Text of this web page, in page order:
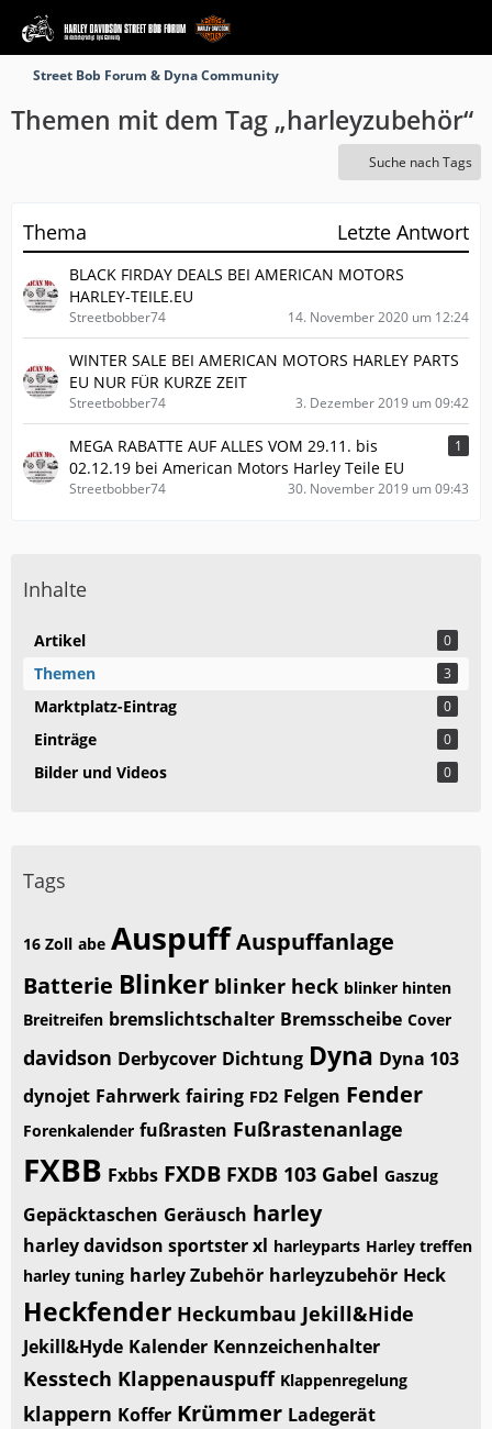
Street Bob Forum & Dyna Community
Themen mit dem Tag „harleyzubehör“
Suche nach Tags
Thema Letzte Antwort
BLACK FIRDAY DEALS BEI AMERICAN MOTORS
HARLEY-TEILE.EU
Streetbobber74 14. November 2020 um 12:24
WINTER SALE BEI AMERICAN MOTORS HARLEY PARTS
EU NUR FÜR KURZE ZEIT
Streetbobber74 3. Dezember 2019 um 09:42
MEGA RABATTE AUF ALLES VOM 29.11. bis
02.12.19 bei American Motors Harley Teile EU
1
Streetbobber74 30. November 2019 um 09:43
Inhalte
Artikel 0
Themen 3
Marktplatz-Eintrag 0
Einträge 0
Bilder und Videos 0
Tags
16 Zoll abe AuspuffAuspuffanlage
Batterie Blinker blinker heck blinker hinten
Breitreifen bremslichtschalter Bremsscheibe Cover
davidson Derbycover Dichtung Dyna Dyna 103
dynojet Fahrwerk fairing FD2 Felgen Fender
Forenkalender fußrasten Fußrastenanlage
FXBB Fxbbs FXDB FXDB 103 Gabel Gaszug
Gepäcktaschen Geräusch harley
harley davidson sportster xl harleyparts Harley treffen
harley tuning harley Zubehör harleyzubehör Heck
Heckfender Heckumbau Jekill&Hide
Jekill&Hyde Kalender Kennzeichenhalter
Kesstech Klappenauspuff Klappenregelung
klappern Koffer Krümmer Ladegerät